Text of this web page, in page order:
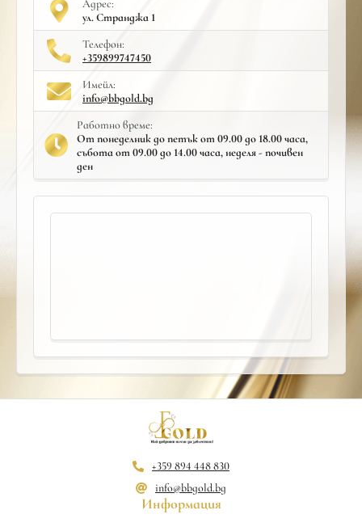
Адрес:
ул. Странджа 1
Телефон:
+359899747450
Имейл:
info@bbgold.bg
Работно време:
От понеделник до петък от 09.00 до 18.00 часа,
събота от 09.00 до 14.00 часа, неделя - почивен
ден
+359 894 448 830
info@bbgold.bg
Информация